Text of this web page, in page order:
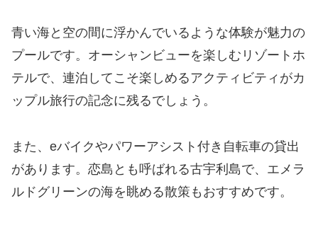
青い海と空の間に浮かんでいるような体験が魅力の
プールです。オーシャンビューを楽しむリゾートホ
テルで、連泊してこそ楽しめるアクティビティがカ
ップル旅行の記念に残るでしょう。
また、eバイクやパワーアシスト付き自転車の貸出
があります。恋島とも呼ばれる古宇利島で、エメラ
ルドグリーンの海を眺める散策もおすすめです。